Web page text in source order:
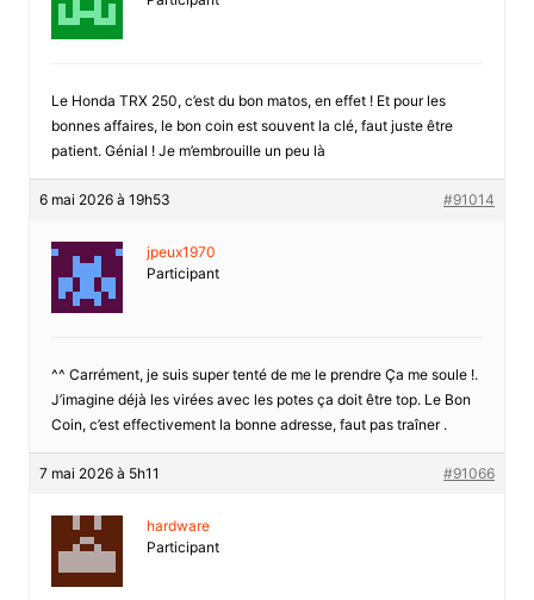
Le Honda TRX 250, c’est du bon matos, en effet ! Et pour les
bonnes affaires, le bon coin est souvent la clé, faut juste être
patient. Génial ! Je m’embrouille un peu là
6 mai 2026 à 19h53 #91014
jpeux1970
Participant
^^ Carrément, je suis super tenté de me le prendre Ça me soule !.
J’imagine déjà les virées avec les potes ça doit être top. Le Bon
Coin, c’est effectivement la bonne adresse, faut pas traîner .
7 mai 2026 à 5h11 #91066
hardware
Participant